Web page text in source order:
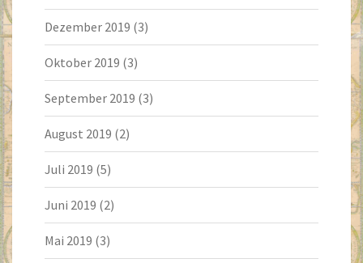
Dezember 2019 (3)
Oktober 2019 (3)
September 2019 (3)
August 2019 (2)
Juli 2019 (5)
Juni 2019 (2)
Mai 2019 (3)